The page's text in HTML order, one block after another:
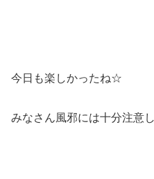
今日も楽しかったね☆
みなさん風邪には十分注意